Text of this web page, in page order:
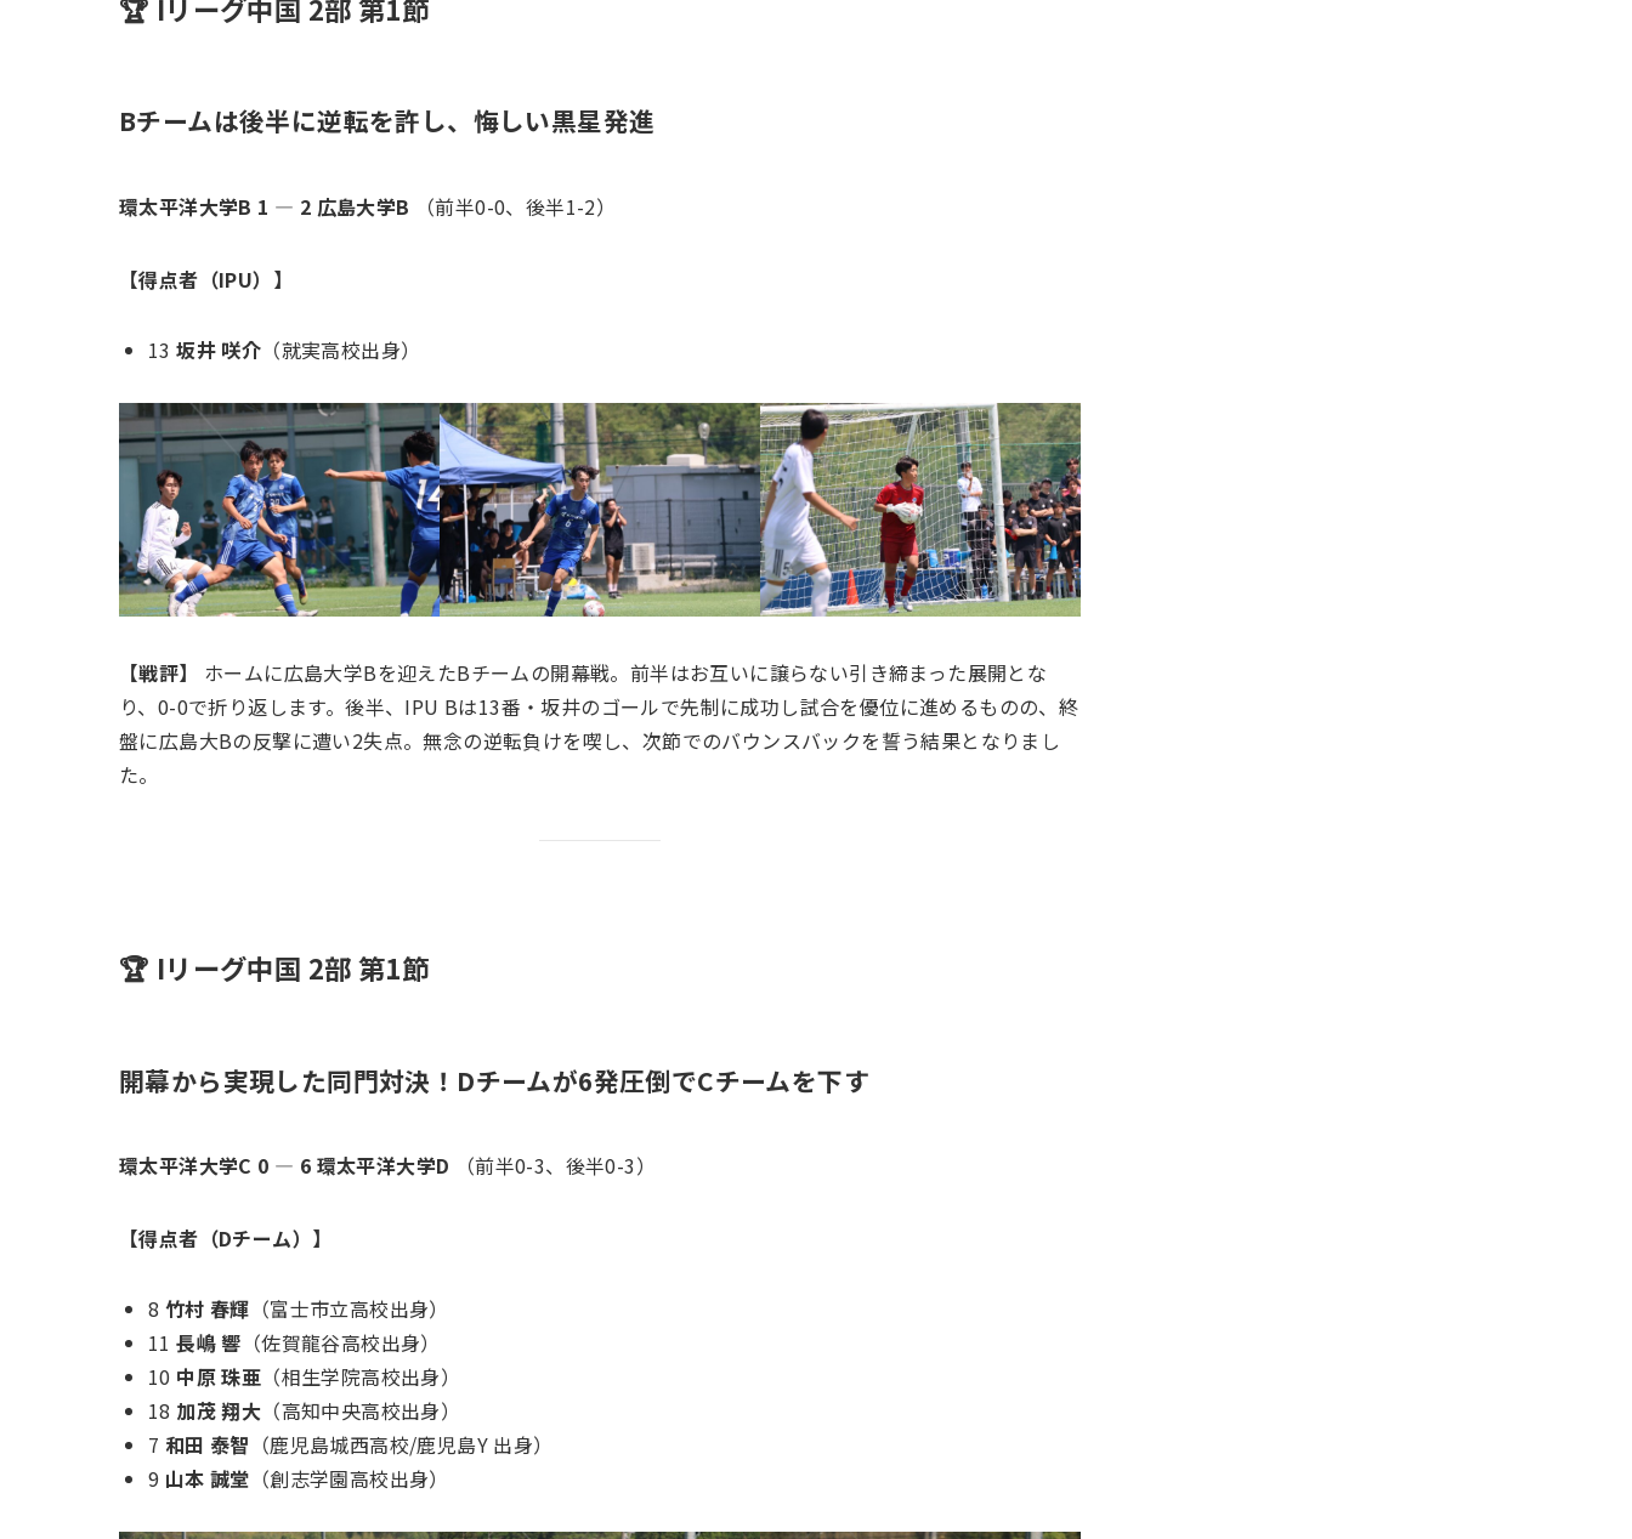
🏆 Iリーグ中国 2部 第1節
Bチームは後半に逆転を許し、悔しい黒星発進
環太平洋大学B 1 — 2 広島大学B （前半0-0、後半1-2）
【得点者（IPU）】
13坂井 咲介 （就実高校出身）
【戦評】
ホームに広島大学Bを迎えたBチームの開幕戦。前半はお互いに譲らない引き締まった展開とな
り、0-0で折り返します。後半、IPU Bは13番・坂井のゴールで先制に成功し試合を優位に進めるものの、終
盤に広島大Bの反撃に遭い2失点。無念の逆転負けを喫し、次節でのバウンスバックを誓う結果となりまし
た。
🏆 Iリーグ中国 2部 第1節
開幕から実現した同門対決！Dチームが6発圧倒でCチームを下す
環太平洋大学C 0 — 6 環太平洋大学D （前半0-3、後半0-3）
【得点者（Dチーム）】
8 竹村 春輝 （富士市立高校出身）
11長嶋 響 （佐賀龍谷高校出身）
10 中原 珠亜 （相生学院高校出身）
18 加茂 翔大 （高知中央高校出身）
7 和田 泰智 （鹿児島城西高校/鹿児島Y 出身）
9 山本 誠堂 （創志学園高校出身）